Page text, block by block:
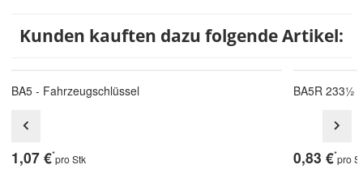
Kunden kauften dazu folgende Artikel:
BA5 - Fahrzeugschlüssel
1,07 €*pro Stk
BA5R 233½
0,83 €*pro